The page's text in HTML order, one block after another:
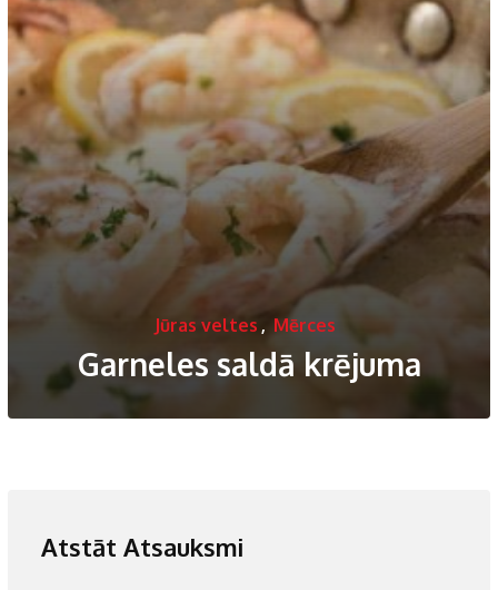
Jūras veltes , Mērces
Garneles saldā krējuma
Atstāt Atsauksmi